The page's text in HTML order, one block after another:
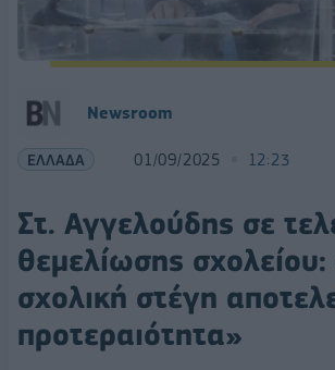
Newsroom
ΕΛΛΑΔΑ 01/09/2025 12:23
Στ. Αγγελούδης σε
θεμελίωσης
σχολική στέγη
προτεραιότητα»